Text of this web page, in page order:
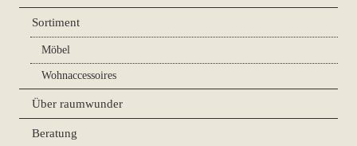
Sortiment
Möbel
Wohnaccessoires
Über raumwunder
Beratung